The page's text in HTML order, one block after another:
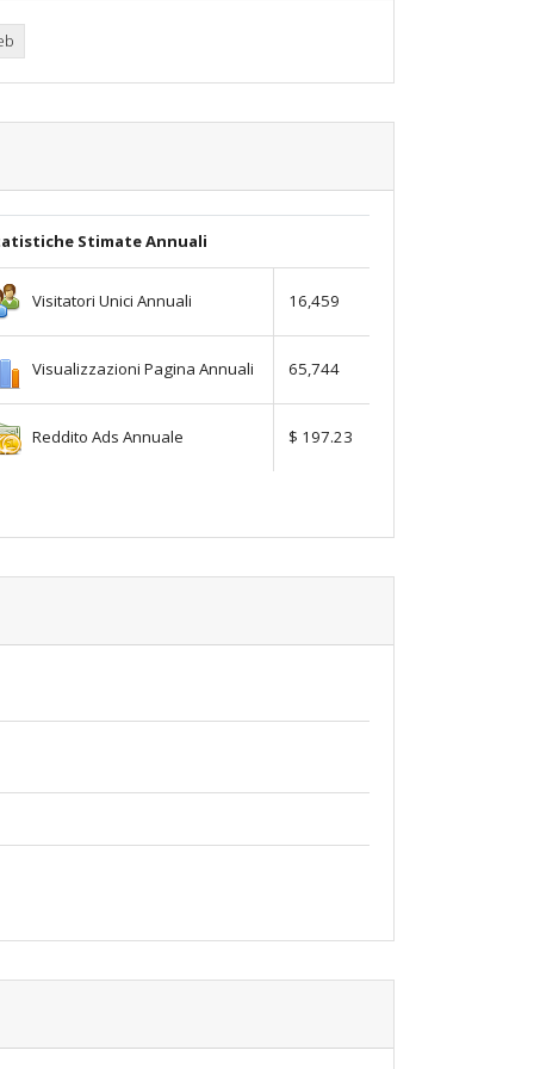
Stimate Annuali
Visitatori Unici Annuali 16,459
Visualizzazioni Pagina Annuali 65,744
Reddito Ads Annuale $ 197.23